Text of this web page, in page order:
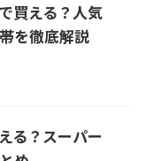
買える？人気
を徹底解説
る？スーパー